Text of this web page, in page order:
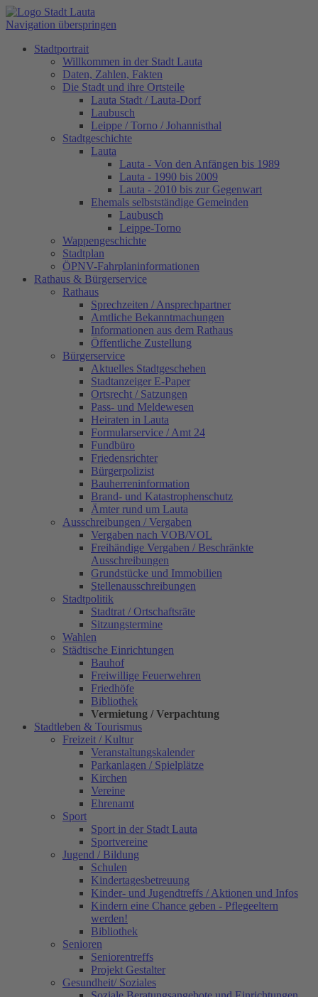
Navigation überspringen
Stadtportrait
Willkommen in der Stadt Lauta
Daten, Zahlen, Fakten
Die Stadt und ihre Ortsteile
Lauta Stadt / Lauta-Dorf
Laubusch
Leippe / Torno / Johannisthal
Stadtgeschichte
Lauta
Lauta - Von den Anfängen bis 1989
Lauta - 1990 bis 2009
Lauta - 2010 bis zur Gegenwart
Ehemals selbstständige Gemeinden
Laubusch
Leippe-Torno
Wappengeschichte
Stadtplan
ÖPNV-Fahrplaninformationen
Rathaus & Bürgerservice
Rathaus
Sprechzeiten / Ansprechpartner
Amtliche Bekanntmachungen
Informationen aus dem Rathaus
Öffentliche Zustellung
Bürgerservice
Aktuelles Stadtgeschehen
Stadtanzeiger E-Paper
Ortsrecht / Satzungen
Pass- und Meldewesen
Heiraten in Lauta
Formularservice / Amt 24
Fundbüro
Friedensrichter
Bürgerpolizist
Bauherreninformation
Brand- und Katastrophenschutz
Ämter rund um Lauta
Ausschreibungen / Vergaben
Vergaben nach VOB/VOL
Freihändige Vergaben / Beschränkte
Ausschreibungen
Grundstücke und Immobilien
Stellenausschreibungen
Stadtpolitik
Stadtrat / Ortschaftsräte
Sitzungstermine
Wahlen
Städtische Einrichtungen
Bauhof
Freiwillige Feuerwehren
Friedhöfe
Bibliothek
Vermietung / Verpachtung
Stadtleben & Tourismus
Freizeit / Kultur
Veranstaltungskalender
Parkanlagen / Spielplätze
Kirchen
Vereine
Ehrenamt
Sport
Sport in der Stadt Lauta
Sportvereine
Jugend / Bildung
Schulen
Kindertagesbetreuung
Kinder- und Jugendtreffs / Aktionen und Infos
Kindern eine Chance geben - Pflegeeltern
werden!
Bibliothek
Senioren
Seniorentreffs
Projekt Gestalter
Gesundheit/ Soziales